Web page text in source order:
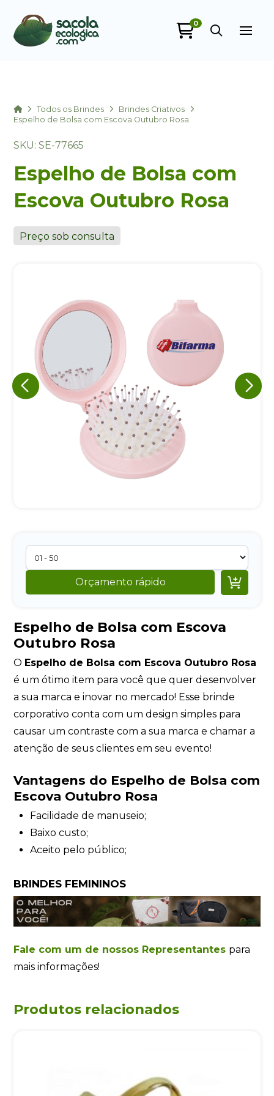
0
HomeTodos os Brindes
Brindes Criativos
Espelho de Bolsa com Escova Outubro Rosa
SKU: SE-77665
Espelho de Bolsa com
Escova Outubro Rosa
Preço sob consulta
Orçamento rápido 
Espelho de Bolsa com Escova
Outubro Rosa
O Espelho de Bolsa com Escova Outubro Rosa
é um ótimo item para você que quer desenvolver
a sua marca e inovar no mercado! Esse brinde
corporativo conta com um design simples para
causar um contraste com a sua marca e chamar a
atenção de seus clientes em seu evento!
Vantagens do Espelho de Bolsa com
Escova Outubro Rosa
Facilidade de manuseio;
Baixo custo;
Aceito pelo público;
BRINDES FEMININOS
Fale com um de nossos Representantes para
mais informações!
Produtos relacionados
Eu concordo em receber comunicações.
A nossa empresa está comprometida a proteger e respeitar
sua privacidade, utilizaremos seus dados apenas para fins
de marketing. Você pode alterar suas preferências a
qualquer momento.
Iniciar conversa